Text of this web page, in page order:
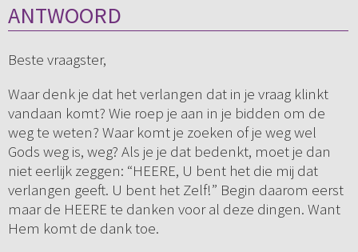
ANTWOORD
Beste vraagster,
Waar denk je dat het verlangen dat in je vraag klinkt
vandaan komt? Wie roep je aan in je bidden om de
weg te weten? Waar komt je zoeken of je weg wel
Gods weg is, weg? Als je je dat bedenkt, moet je dan
niet eerlijk zeggen: “HEERE, U bent het die mij dat
verlangen geeft. U bent het Zelf!” Begin daarom eerst
maar de HEERE te danken voor al deze dingen. Want
Hem komt de dank toe.